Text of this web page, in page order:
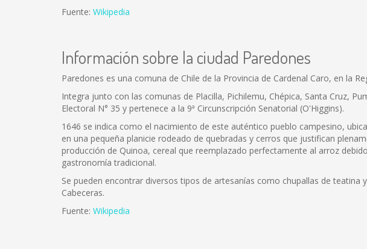
Fuente: Wikipedia
Información sobre la ciudad Paredones
Paredones es una comuna de Chile de la Provincia de Cardenal Caro, en la
Integra junto con las comunas de Placilla, Pichilemu, Chépica, Santa Cruz,
Electoral N° 35 y pertenece a la 9ª Circunscripción Senatorial (O'Higgins).
1646 se indica como el nacimiento de este auténtico pueblo campesino,
en una pequeña planicie rodeado de quebradas y cerros que justifican
producción de Quinoa, cereal que reemplazado perfectamente al arroz
gastronomía tradicional.
Se pueden encontrar diversos tipos de artesanías como chupallas de
Cabeceras.
Fuente: Wikipedia